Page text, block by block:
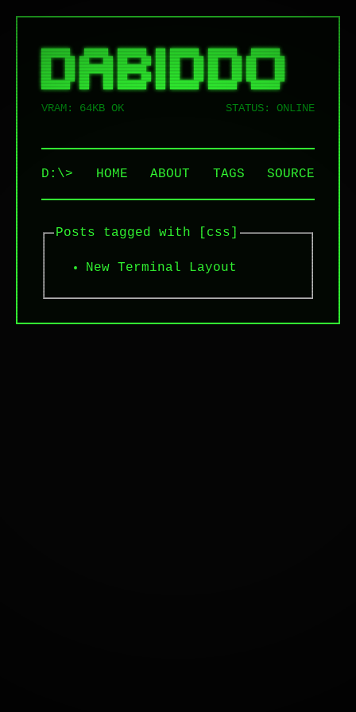
██████   █████  ██████  ██ ██████  ██████   ██████
██   ██ ██   ██ ██   ██ ██ ██   ██ ██   ██ ██    ██
██   ██ ███████ ██████  ██ ██   ██ ██   ██ ██    ██
██   ██ ██   ██ ██   ██ ██ ██   ██ ██   ██ ██    ██
VRAM: 64KB OK STATUS: ONLINE
D:\> HOME ABOUT TAGS SOURCE
Posts tagged with [css]
New Terminal Layout